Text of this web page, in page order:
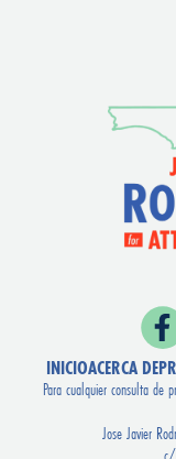
INICIOACERCA DE
Para cualquier consulta de
Jose Javier